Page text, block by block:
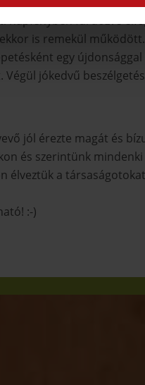
napfényben fürdőzve
is remekül
egy
jókedvű
jól érezte magát és
és szerintünk
élveztük a
:-)